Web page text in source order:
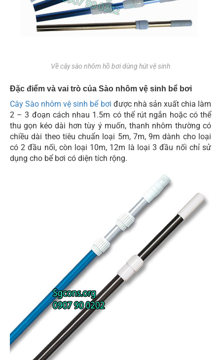
Về cây sào nhôm hồ bơi dùng hút vệ sinh
Đặc điểm và vai trò của Sào nhôm vệ sinh bể bơi
Cây Sào nhôm vệ sinh bể bơi được nhà sản xuất chia làm
2 – 3 đoạn cách nhau 1.5m có thể rút ngắn hoặc có thể
thu gọn kéo dài hơn tùy ý muốn, thanh nhôm thường có
chiều dài theo tiêu chuẩn loại 5m, 7m, 9m dành cho loại
có 2 đầu nối, còn loại 10m, 12m là loại 3 đầu nối chỉ sử
dụng cho bể bơi có diện tích rộng.